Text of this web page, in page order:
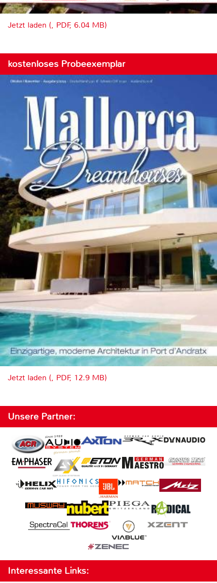
Jetzt laden (, PDF, 6.04 MB)
kostenloses Probeexemplar
Jetzt laden (, PDF, 12.9 MB)
Unsere Partner:
Interessante Links: